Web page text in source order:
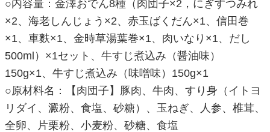
○内容量：金澤おでん8種（肉団子×2，にぎすつみれ
×2、海老しんじょう×2、赤玉ばくだん×1、信田巻
×1、車麩×1、金時草湯葉巻×1、肉いなり×1、だし
500ml）×1セット、牛すじ煮込み（醤油味）
150g×1、牛すじ煮込み（味噌味）150g×1
○原材料名：【肉団子】豚肉、牛肉、すり身（イトヨ
リダイ、澱粉、食塩、砂糖）、玉ねぎ、人参、椎茸、
全卵、片栗粉、小麦粉、砂糖、食塩